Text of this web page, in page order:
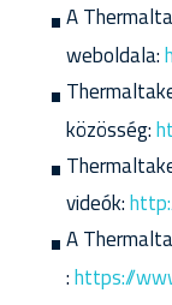
A
weboldala:
közösség:
videók:
A
:https://